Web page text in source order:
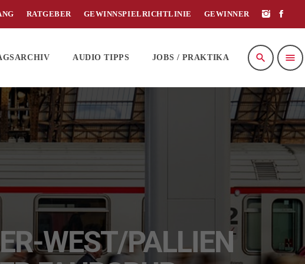
RATGEBER GEWINNSPIELRICHTLINIE GEWINNER
AUDIO TIPPS JOBS / PRAKTIKA search menu
WEST/PALLIEN